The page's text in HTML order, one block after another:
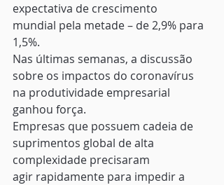
expectativa de crescimento
mundial pela metade – de 2,9% para
1,5%.
Nas últimas semanas, a discussão
sobre os impactos do coronavírus
na produtividade empresarial
ganhou força.
Empresas que possuem cadeia de
suprimentos global de alta
complexidade precisaram
agir rapidamente para impedir a